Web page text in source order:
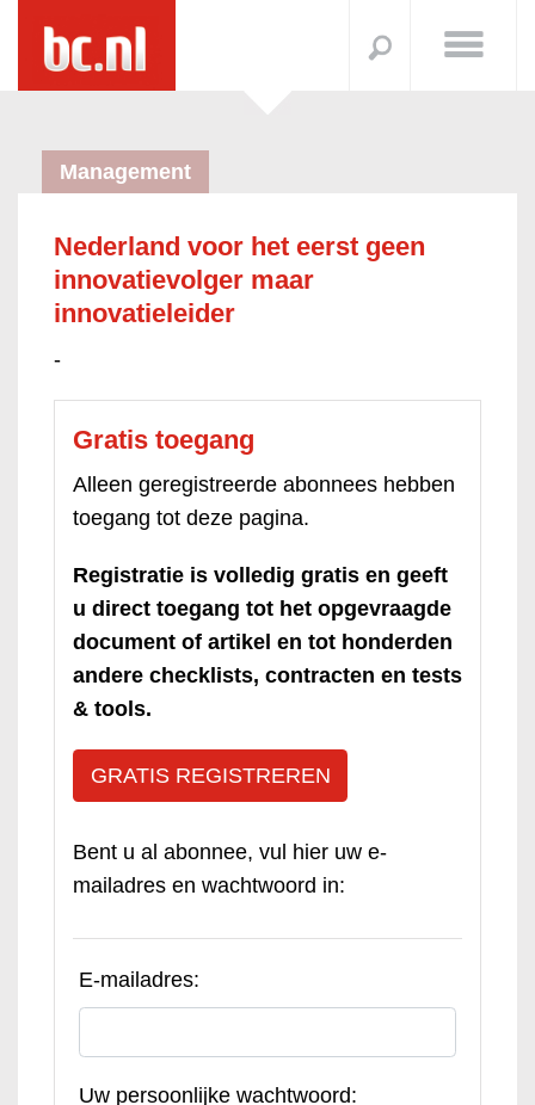
Management
Nederland voor het eerst geen
innovatievolger maar
innovatieleider
-
Gratis toegang
Alleen geregistreerde abonnees hebben
toegang tot deze pagina.
Registratie is volledig gratis en geeft
u direct toegang tot het opgevraagde
document of artikel en tot honderden
andere checklists, contracten en tests
& tools.
GRATIS REGISTREREN
Bent u al abonnee, vul hier uw e-
mailadres en wachtwoord in:
E-mailadres:
Uw persoonlijke wachtwoord: